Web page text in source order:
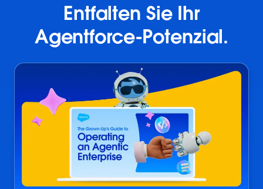
Entfalten Sie Ihr
Agentforce-Potenzial.